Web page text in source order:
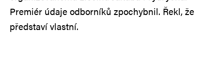
Premiér údaje odborníků zpochybnil. Řekl, že
představí vlastní.